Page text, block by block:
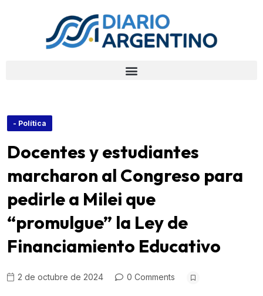
- Política
Docentes y estudiantes
marcharon al Congreso para
pedirle a Milei que
“promulgue” la Ley de
Financiamiento Educativo
2 de octubre de 2024 0 Comments